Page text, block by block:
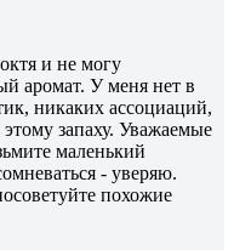
и не могу
аромат. У меня нет в
никаких ассоциаций,
запаху. Уважаемые
маленький
- уверяю.
похожие